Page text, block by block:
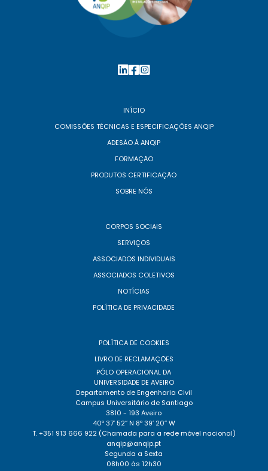
INÍCIO
COMISSÕES TÉCNICAS E ESPECIFICAÇÕES ANQIP
ADESÃO À ANQIP
FORMAÇÃO
PRODUTOS CERTIFICAÇÃO
SOBRE NÓS
CORPOS SOCIAIS
SERVIÇOS
ASSOCIADOS INDIVIDUAIS
ASSOCIADOS COLETIVOS
NOTÍCIAS
POLÍTICA DE PRIVACIDADE
POLÍTICA DE COOKIES
LIVRO DE RECLAMAÇÕES
PÓLO OPERACIONAL DA
UNIVERSIDADE DE AVEIRO
Departamento de Engenharia Civil
Campus Universitário de Santiago
3810 - 193 Aveiro
40º 37’ 52’’ N 8º 39’ 20’’ W
T. +351 913 666 922 (Chamada para a rede móvel nacional)
anqip@anqip.pt
Segunda a Sexta
08h00 às 12h30